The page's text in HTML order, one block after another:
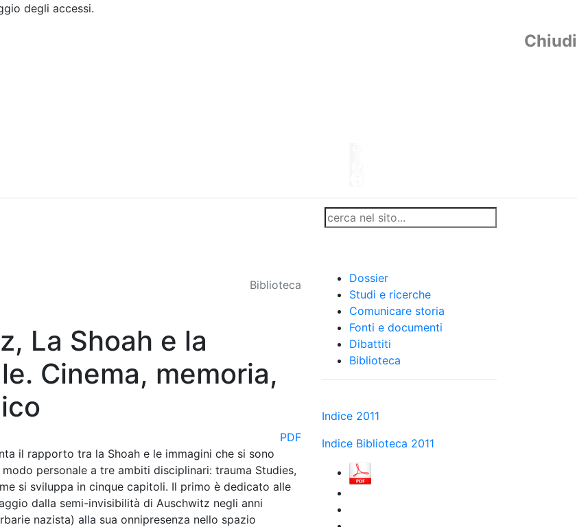
degli accessi.
Chiudi
Biblioteca
La Shoah e la
Cinema, memoria,
PDF
il rapporto tra la Shoah e le immagini che si sono
personale a tre ambiti disciplinari: trauma Studies,
si sviluppa in cinque capitoli. Il primo è dedicato alle
dalla semi-invisibilità di Auschwitz negli anni
nazista) alla sua onnipresenza nello spazio
Dossier
Studi e ricerche
Comunicare storia
Fonti e documenti
Dibattiti
Biblioteca
Indice 2011
Indice Biblioteca 2011